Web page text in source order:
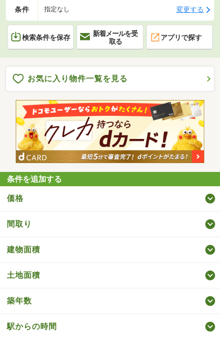
条件 指定なし 変更する
検索条件を保存
新着メールを受
取る
アプリで探す
お気に入り物件一覧を見る
条件を追加する
価格
間取り
建物面積
土地面積
築年数
駅からの時間